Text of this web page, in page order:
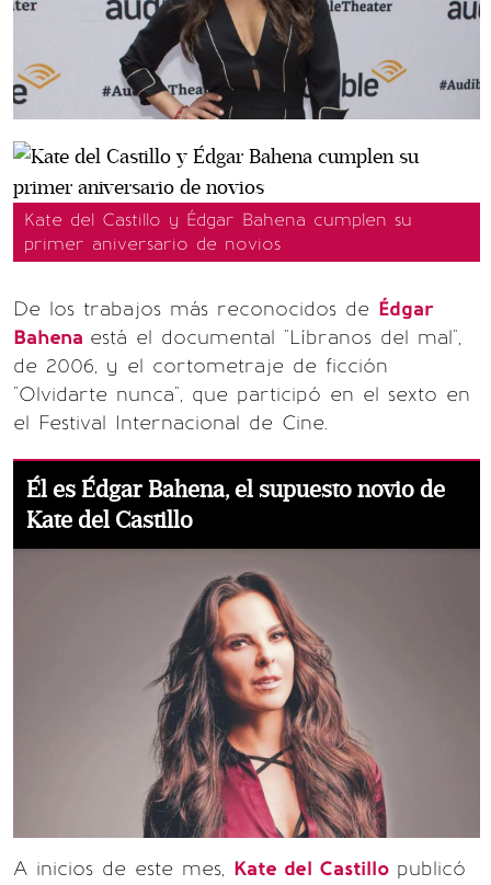
Kate del Castillo y Édgar Bahena cumplen su
primer aniversario de novios
De los trabajos más reconocidos de Édgar
Bahena está el documental "Líbranos del mal",
de 2006, y el cortometraje de ficción
"Olvidarte nunca", que participó en el sexto en
el Festival Internacional de Cine.
Él es Édgar Bahena, el supuesto novio de
Kate del Castillo
A inicios de este mes, Kate del Castillo publicó